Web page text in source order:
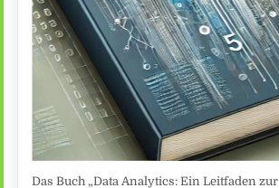
Das Buch „Data Analytics: Ein Leitfaden zur